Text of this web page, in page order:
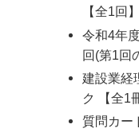
【全1回
令和4年
回(第1回
建設業経
ク 【全1
質問カー